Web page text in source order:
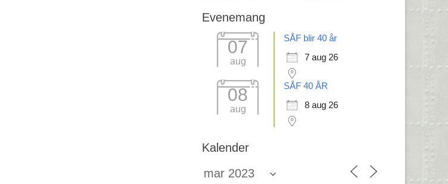
Evenemang
07
aug
SÅF blir 40 år
7 aug 26
08
aug
SÅF 40 ÅR
8 aug 26
Kalender